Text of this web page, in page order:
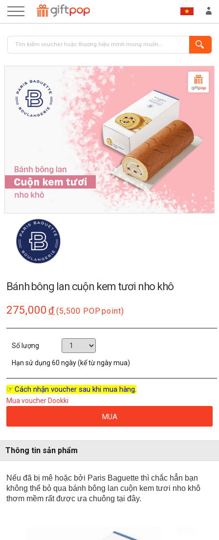
ĐĂNG NHẬP ĐĂNG KÝ
Bánh bông lan cuộn kem tươi nho khô
275,000 đ (5,500 POP point)
Số lượng
Hạn sử dụng60 ngày (kể từ ngày mua)
☞ Cách nhận voucher sau khi mua hàng.
Mua voucher Dookki
MUA
Thông tin sản phẩm
Nếu đã bị mê hoặc bởi Paris Baguette thì chắc hẳn bạn
không thể bỏ qua bánh bông lan cuộn kem tươi nho khô
thơm mềm rất được ưa chuông tại đây.